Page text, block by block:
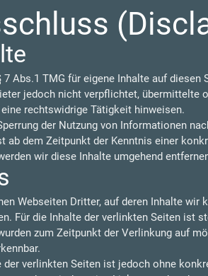
Abs.1 TMG für eigene Inhalte auf
jedoch nicht verpflichtet, übermittelte
rechtswidrige Tätigkeit hinweisen.
der Nutzung von Informationen
dem Zeitpunkt der Kenntnis einer
wir diese Inhalte umgehend
Webseiten Dritter, auf deren Inhalte
Für die Inhalte der verlinkten Seiten ist
zum Zeitpunkt der Verlinkung auf
verlinkten Seiten ist jedoch ohne